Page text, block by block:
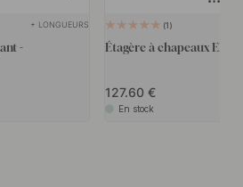
+ LONGUEURS
-
1
Étagère à chapeaux
127.60
En stock